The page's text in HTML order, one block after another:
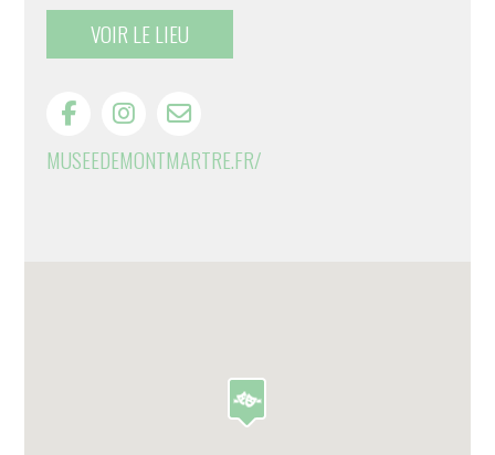
VOIR LE LIEU
MUSEEDEMONTMARTRE.FR/